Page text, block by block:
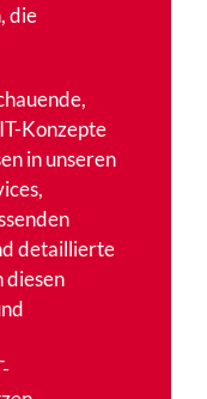
die
Konzepte
in unseren
detaillierte
diesen